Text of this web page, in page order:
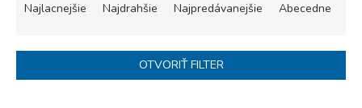
i
Najlacnejšie Najdrahšie Najpredávanejšie Abecedne
OTVORIŤ FILTER